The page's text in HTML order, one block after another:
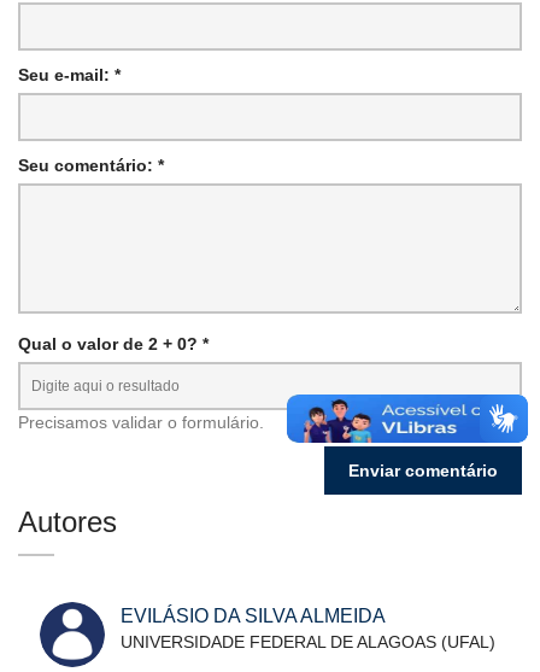
Seu e-mail: *
Seu comentário: *
Qual o valor de 2 + 0? *
Precisamos validar o formulário.
Autores
EVILÁSIO DA SILVA ALMEIDA
UNIVERSIDADE FEDERAL DE ALAGOAS (UFAL)